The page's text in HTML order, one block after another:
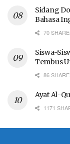
Sidang
Bahasa
70
Siswa-
Tembus
86
Ayat Al-
1171